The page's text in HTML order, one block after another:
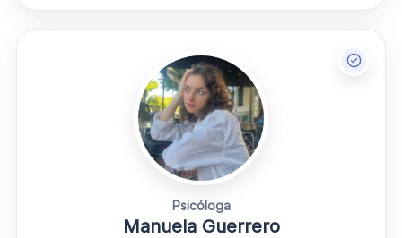
Psicóloga
Manuela Guerrero